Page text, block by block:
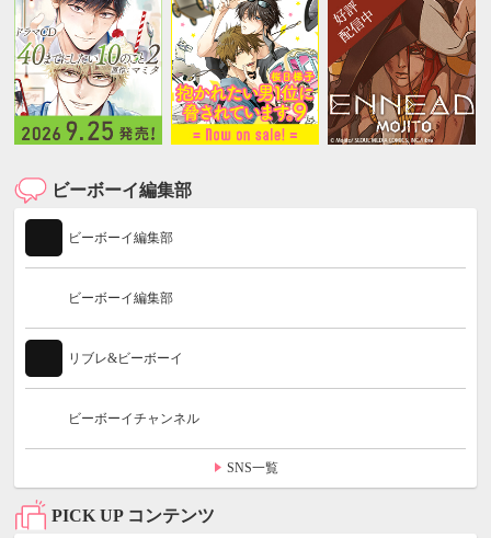
ビーボーイ編集部
ビーボーイ編集部
ビーボーイ編集部
リブレ&ビーボーイ
ビーボーイチャンネル
SNS一覧
PICK UP コンテンツ